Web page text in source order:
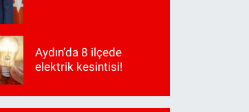
Aydın’da 8 ilçede
elektrik kesintisi!